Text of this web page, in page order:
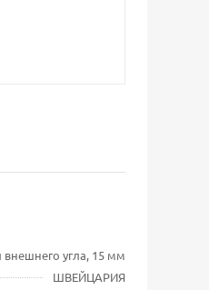
внешнего угла, 15 мм
ШВЕЙЦАРИЯ